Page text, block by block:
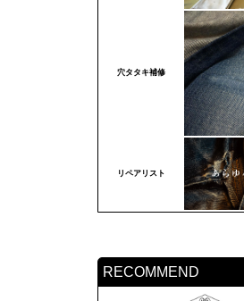
穴タタキ補修
リペアリスト
RECOMMEND